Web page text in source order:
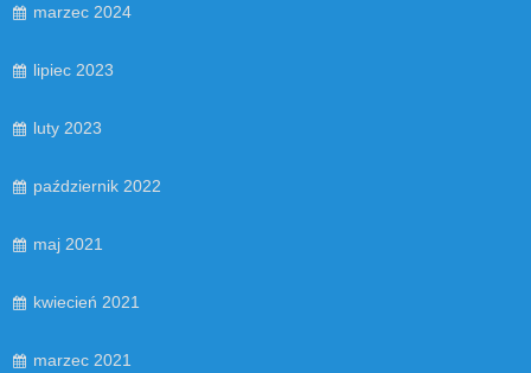
marzec 2024
lipiec 2023
luty 2023
październik 2022
maj 2021
kwiecień 2021
marzec 2021